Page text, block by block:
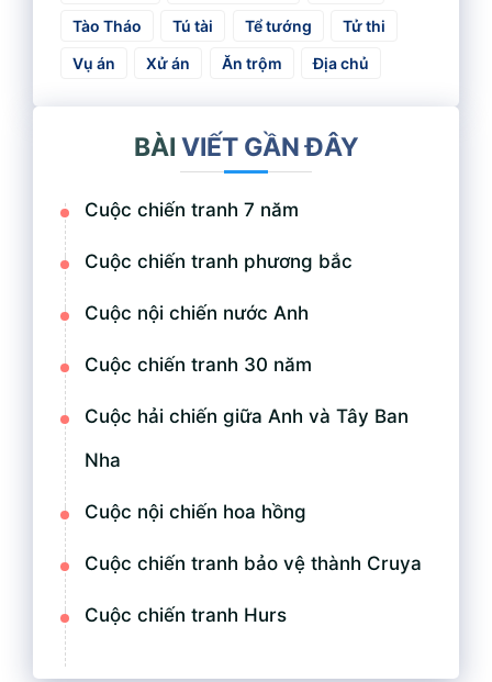
Tào Tháo
Tú tài Tể tướng
Tử thi
Vụ án
Xử án Ăn trộm Địa chủ
BÀI VIẾT GẦN ĐÂY
Cuộc chiến tranh 7 năm
Cuộc chiến tranh phương bắc
Cuộc nội chiến nước Anh
Cuộc chiến tranh 30 năm
Cuộc hải chiến giữa Anh và Tây Ban
Nha
Cuộc nội chiến hoa hồng
Cuộc chiến tranh bảo vệ thành Cruya
Cuộc chiến tranh Hurs